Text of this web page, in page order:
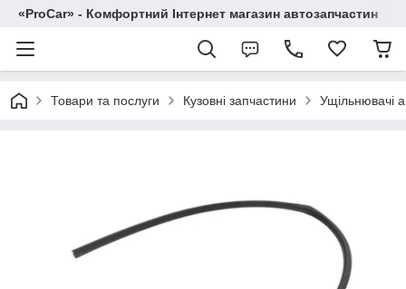
«ProCar» - Комфортний Інтернет магазин автозапчастин
Товари та послуги Кузовні запчастини Ущільнювачі